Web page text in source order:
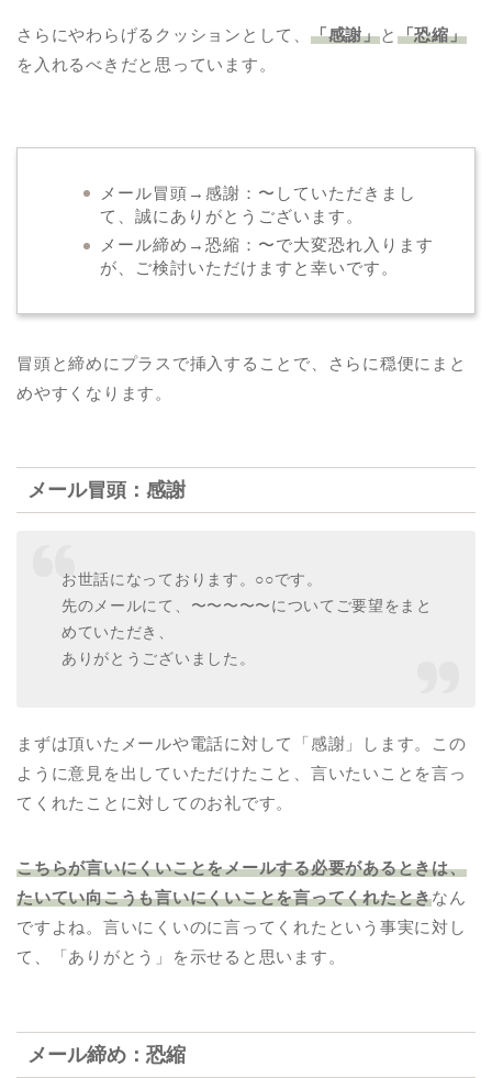
さらにやわらげるクッションとして、 「感謝」と 「恐縮」
を入れるべきだと思っています。
メール冒頭→感謝：〜していただきまし
て、誠にありがとうございます。
メール締め→恐縮：〜で大変恐れ入ります
が、ご検討いただけますと幸いです。
冒頭と締めにプラスで挿入することで、さらに穏便にまと
めやすくなります。
メール冒頭：感謝
お世話になっております。○○です。
先のメールにて、〜〜〜〜〜についてご要望をまと
めていただき、
ありがとうございました。
まずは頂いたメールや電話に対して「感謝」します。この
ように意見を出していただけたこと、言いたいことを言っ
てくれたことに対してのお礼です。
こちらが言いにくいことをメールする必要があるときは、
たいてい向こうも言いにくいことを言ってくれたときなん
ですよね。言いにくいのに言ってくれたという事実に対し
て、「ありがとう」を示せると思います。
メール締め：恐縮